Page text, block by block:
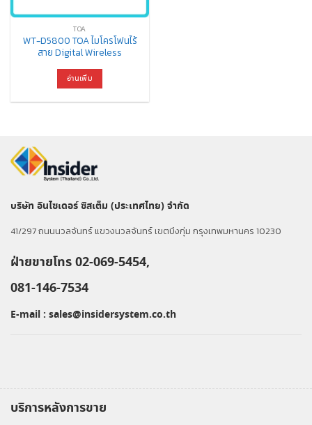
TOA
WT-D5800 TOA ไมโครโฟนไร้
สาย Digital Wireless
อ่านเพิ่ม
บริษัท อินไซเดอร์ ซิสเต็ม (ประเทศไทย) จำกัด
41/297 ถนนนวลจันทร์ แขวงนวลจันทร์ เขตบึงกุ่ม กรุงเทพมหานคร 10230
ฝ่ายขายโทร 02-069-5454,
081-146-7534
E-mail : sales@insidersystem.co.th
บริการหลังการขาย